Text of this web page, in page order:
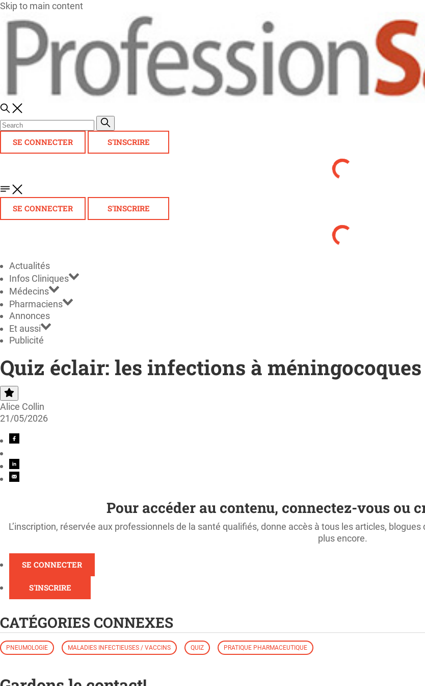
Skip to main content
SE CONNECTER S'INSCRIRE
SE CONNECTER S'INSCRIRE
Actualités
Infos Cliniques
Médecins
Pharmaciens
Annonces
Et aussi
Publicité
Quiz éclair: les infections à méningocoques
Alice Collin
21/05/2026
Pour accéder au contenu, connectez-vous ou
L’inscription, réservée aux professionnels de la santé qualifiés, donne accès à tous les articles,
plus encore.
SE CONNECTER
S'INSCRIRE
CATÉGORIES CONNEXES
PNEUMOLOGIE MALADIES INFECTIEUSES / VACCINS QUIZ PRATIQUE PHARMACEUTIQUE